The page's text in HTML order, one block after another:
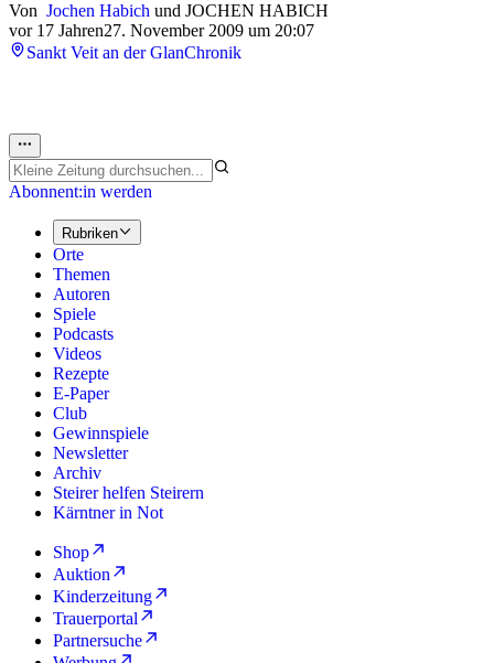
Von Jochen Habich und JOCHEN HABICH
vor 17 Jahren27. November 2009 um 20:07
Sankt Veit an der GlanChronik
Abonnent:in werden
Rubriken
Orte
Themen
Autoren
Spiele
Podcasts
Videos
Rezepte
E-Paper
Club
Gewinnspiele
Newsletter
Archiv
Steirer helfen Steirern
Kärntner in Not
Shop
Auktion
Kinderzeitung
Trauerportal
Partnersuche